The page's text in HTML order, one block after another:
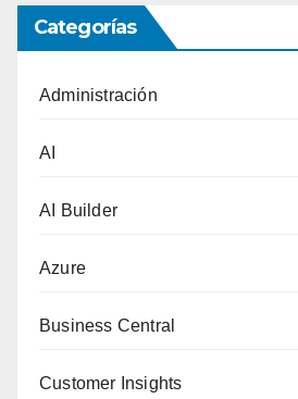
Categorías
Administración
AI
AI Builder
Azure
Business Central
Customer Insights